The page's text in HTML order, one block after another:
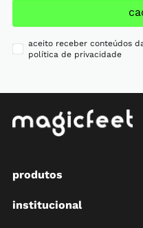
aceito receber conteúdos
política de privacidade
produtos
institucional